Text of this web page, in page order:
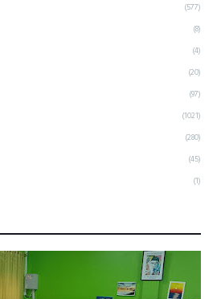
(577)
(8)
(4)
(20)
(97)
(1021)
(280)
(45)
(1)